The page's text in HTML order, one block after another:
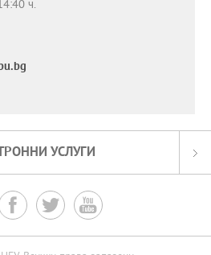
ч.
УСЛУГИ
  